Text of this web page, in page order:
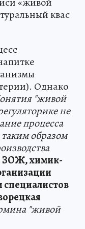
квас
Однако
"живой
не
процесса
образом
ЗОЖ, химик-
специалистов
"живой